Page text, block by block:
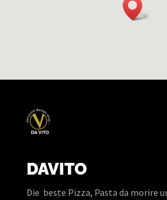
DAVITO
Die beste Pizza, Pasta da morire